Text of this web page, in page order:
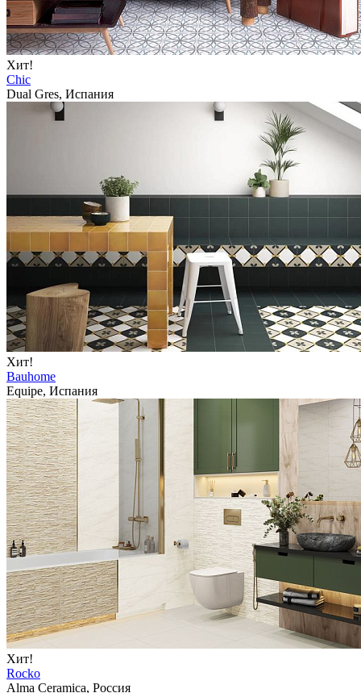
Хит!
Chic
Dual Gres, Испания
Хит!
Bauhome
Equipe, Испания
Хит!
Rocko
Alma Ceramica, Россия